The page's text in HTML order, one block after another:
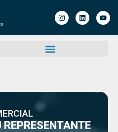
REPRESENTANTE